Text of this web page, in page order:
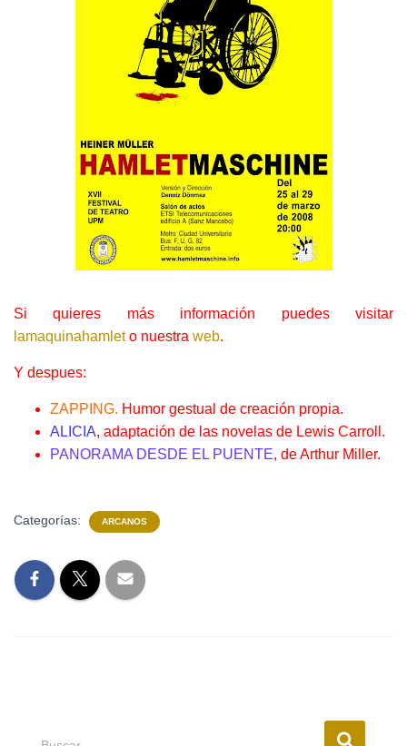
Si quieres más información puedes visitar
lamaquinahamleto nuestra web.
Y despues:
ZAPPING. Humor gestual de creación propia.
ALICIA, adaptación de las novelas de Lewis Carroll.
PANORAMA DESDE EL PUENTE, de Arthur Miller.
Categorías: ARCANOS